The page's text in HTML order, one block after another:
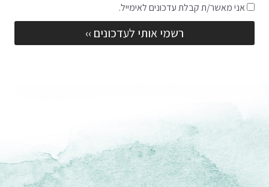
שדה
הסכמה
אני מאשר/ת קבלת עדכונים לאימייל.
רשמי אותי לעדכונים ››